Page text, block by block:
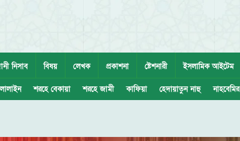
নিসাব বিষয় লেখক প্রকাশনা ষ্টেশনারী ইসলামিক আইটেম
শরহে বেকায়া শরহে জামী কাফিয়া হেদায়াতুন নাহু নাহবেমির